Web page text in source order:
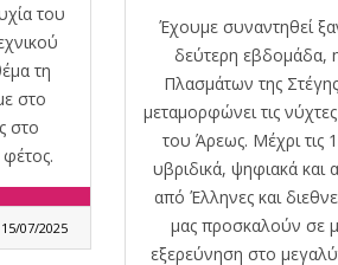
του
τη
στο
στο
15/07/2025
Έχουμε συναντηθεί
δεύτερη εβδομάδα,
Πλασμάτων της
μεταμορφώνει τις
του Άρεως. Μέχρι τις
υβριδικά, ψηφιακά και
από Έλληνες και
μας προσκαλούν σε
εξερεύνηση στο